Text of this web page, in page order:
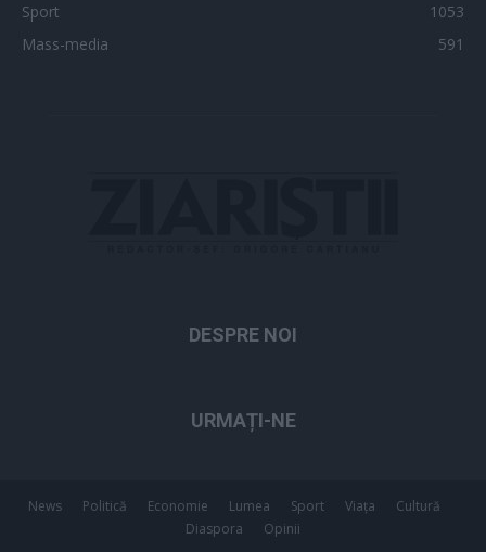
Sport
1053
Mass-media
591
DESPRE NOI
URMAȚI-NE
News Politică Economie Lumea Sport Viața
Cultură
Diaspora
Opinii